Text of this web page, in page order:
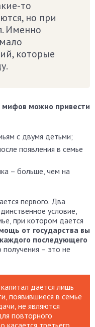
то
но при
Именно
которые
мифов можно привести
с двумя детьми;
появления в семье
– больше, чем на
первого. Два
условие,
при котором дается
от государства вы
последующего
– это не
дается лишь
появившиеся в семье
не являются
повторного
касается третьего